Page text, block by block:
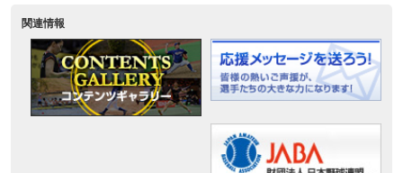
関連情報